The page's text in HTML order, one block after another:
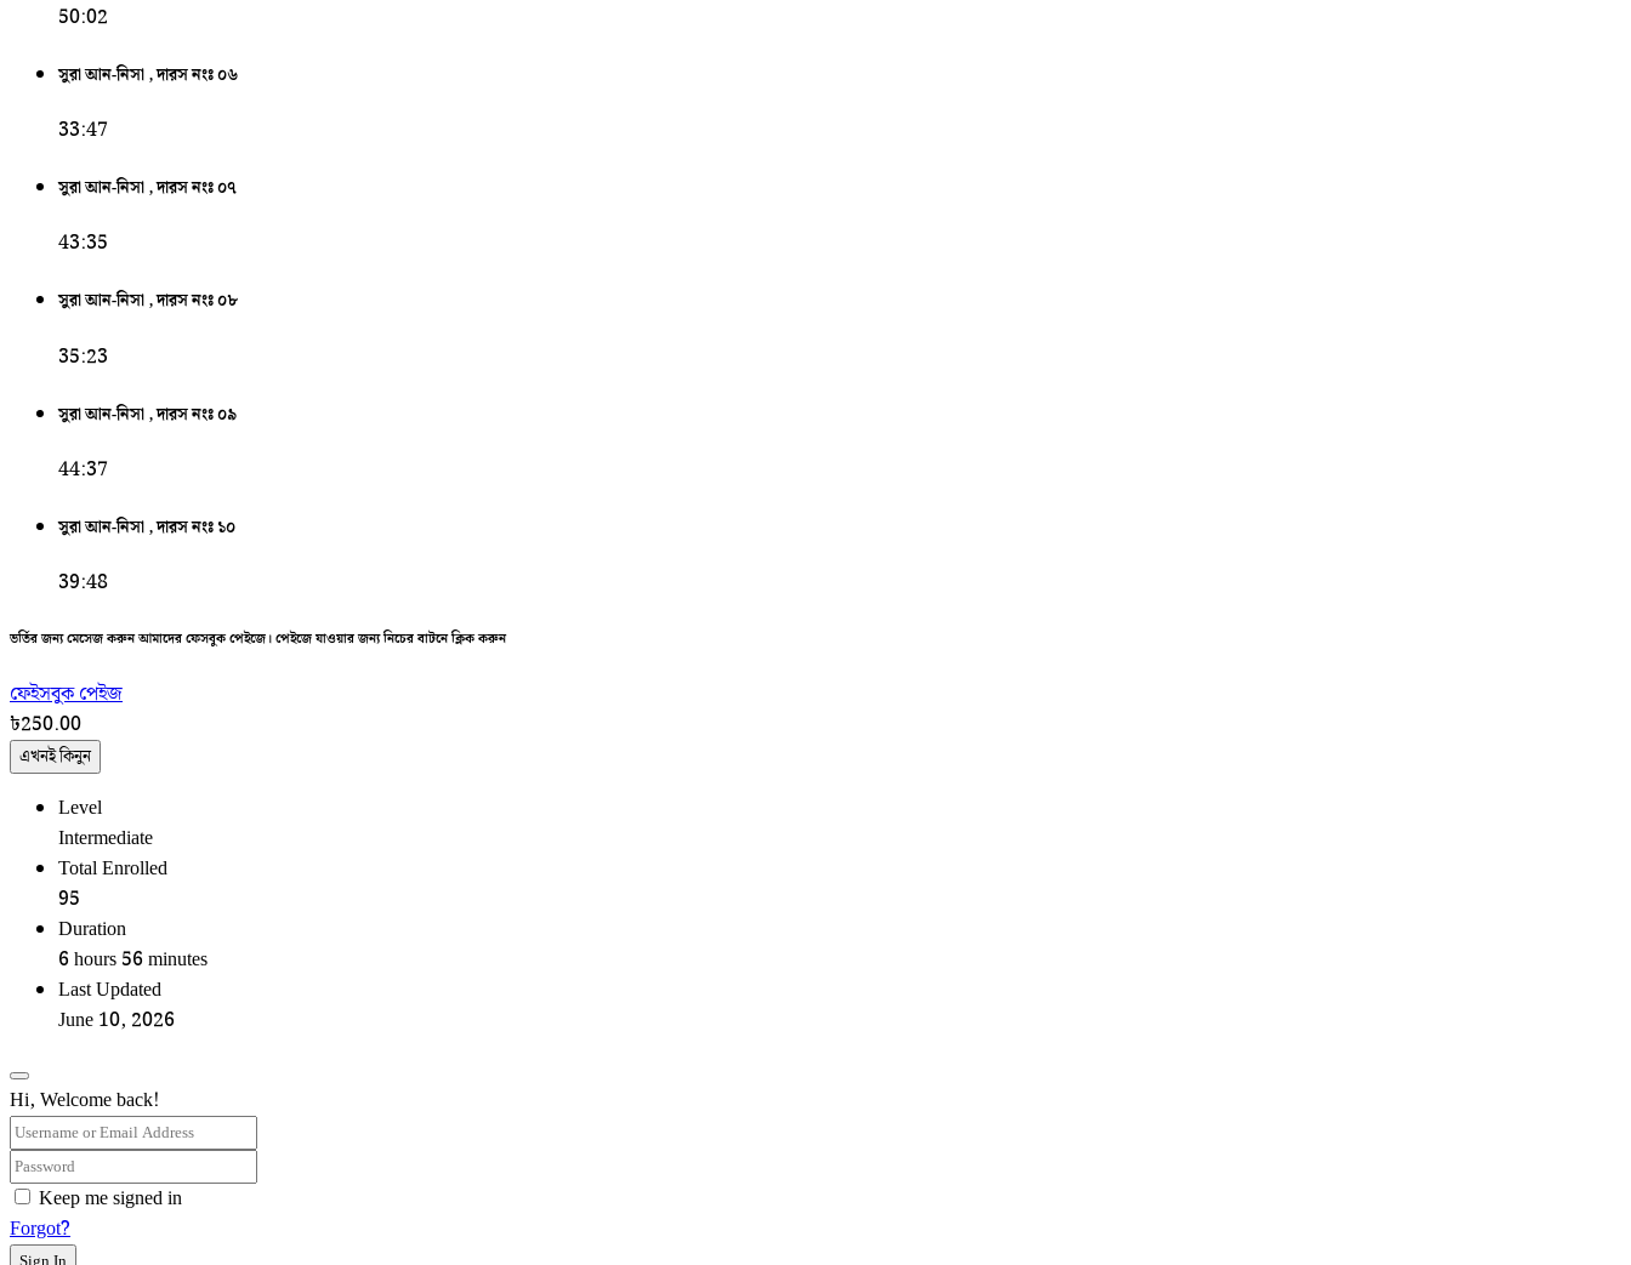
50:02
সুরা আন-নিসা , দারস নংঃ ০৬
33:47
সুরা আন-নিসা , দারস নংঃ ০৭
43:35
সুরা আন-নিসা , দারস নংঃ ০৮
35:23
সুরা আন-নিসা , দারস নংঃ ০৯
44:37
সুরা আন-নিসা , দারস নংঃ ১০
39:48
ভর্তির জন্য মেসেজ করুন আমাদের ফেসবুক পেইজে। পেইজে যাওয়ার জন্য নিচের বাটনে ক্লিক করুন
ফেইসবুক পেইজ
৳250.00
এখনই কিনুন
Level
Intermediate
Total Enrolled
95
Duration
6 hours 56 minutes
Last Updated
June 10, 2026
Hi, Welcome back!
Keep me signed in
Forgot?